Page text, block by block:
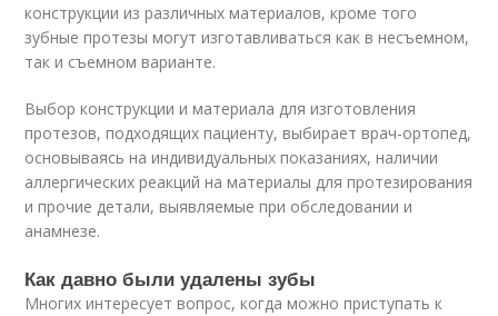
конструкции из различных материалов, кроме того
зубные протезы могут изготавливаться как в несъемном,
так и съемном варианте.
Выбор конструкции и материала для изготовления
протезов, подходящих пациенту, выбирает врач-ортопед,
основываясь на индивидуальных показаниях, наличии
аллергических реакций на материалы для протезирования
и прочие детали, выявляемые при обследовании и
анамнезе.
Как давно были удалены зубы
Многих интересует вопрос, когда можно приступать к